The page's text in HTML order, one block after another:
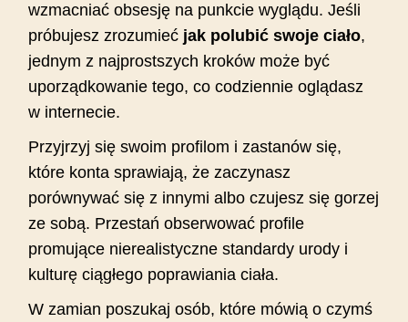
wzmacniać obsesję na punkcie wyglądu. Jeśli
próbujesz zrozumieć jak polubić swoje ciało,
jednym z najprostszych kroków może być
uporządkowanie tego, co codziennie oglądasz
w internecie.
Przyjrzyj się swoim profilom i zastanów się,
które konta sprawiają, że zaczynasz
porównywać się z innymi albo czujesz się gorzej
ze sobą. Przestań obserwować profile
promujące nierealistyczne standardy urody i
kulturę ciągłego poprawiania ciała.
W zamian poszukaj osób, które mówią o czymś